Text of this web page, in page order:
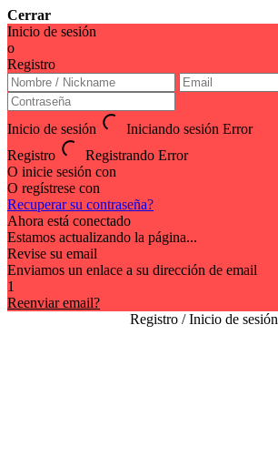
Cerrar
Inicio de sesión
o
Registro
Inicio de sesión Iniciando sesión Error
Registro
Registrando Error
O inicie sesión con
O regístrese con
Recuperar su contraseña?
Ahora está conectado
Estamos actualizando la página...
Revise su email
Enviamos un enlace a su dirección de email
1
Reenviar email?
Registro / Inicio de sesión